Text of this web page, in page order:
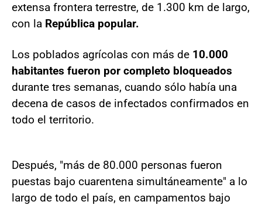
extensa frontera terrestre, de 1.300 km de largo,
con la República popular.
Los poblados agrícolas con más de 10.000
habitantes fueron por completo bloqueados
durante tres semanas, cuando sólo había una
decena de casos de infectados confirmados en
todo el territorio.
Después, "más de 80.000 personas fueron
puestas bajo cuarentena simultáneamente" a lo
largo de todo el país, en campamentos bajo